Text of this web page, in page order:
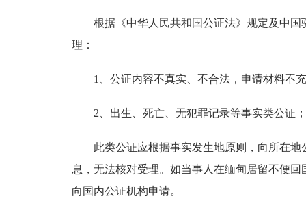
根据《中华人民共和国公证法》规定及中国
理：
1、公证内容不真实、不合法，申请材料不
2、出生、死亡、无犯罪记录等事实类公证；
此类公证应根据事实发生地原则，向所在地
息，无法核对受理。如当事人在缅甸居留不便
向国内公证机构申请。